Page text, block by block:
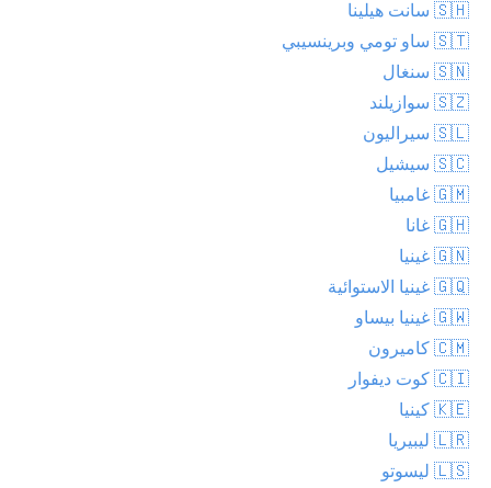
🇸🇭 سانت هيلينا
🇸🇹 ساو تومي وبرينسيبي
🇸🇳 سنغال
🇸🇿 سوازيلند
🇸🇱 سيراليون
🇸🇨 سيشيل
🇬🇲 غامبيا
🇬🇭 غانا
🇬🇳 غينيا
🇬🇶 غينيا الاستوائية
🇬🇼 غينيا بيساو
🇨🇲 كاميرون
🇨🇮 كوت ديفوار
🇰🇪 كينيا
🇱🇷 ليبيريا
🇱🇸 ليسوتو